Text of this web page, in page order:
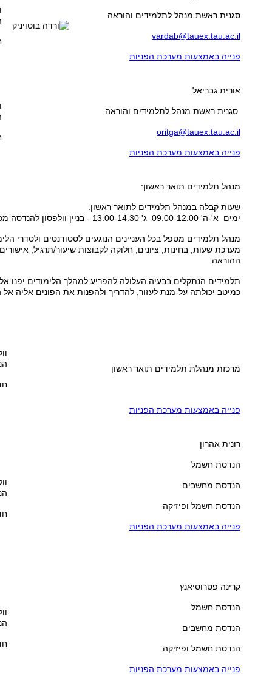
סגנית ראשת מנהל לתלמידים והוראה
vardab@tauex.tau.ac.il
פנייה באמצעות מערכת הפניות
אורית גבריאל
סגנית ראשת מנהל לתלמידים והוראה.
oritga@tauex.tau.ac.il
פנייה באמצעות מערכת הפניות
מנהל תלמידים תואר ראשון:
שעות קבלה במנהל תלמידים לתואר ראשון:
ימים א'-ה' 09:00-12:00 ג' 13.00-14.30 - בניין וולפסון להנדסה מכנית
מנהל תלמידים מטפל בכל העניינים הנוגעים לסטודנטים ולסדרי
מערכת שעות, בחינות, ציונים, חלוקה לקבוצות שיעור/תרגיל,
ההוראה.
תלמידים הנתקלים בבעיה העלולה להפריע למהלך הלימודים יפנו
כמיטב יכולתה על-מנת לעזור, להדריך ולהפנות את הפונים אליה
מרכזת מנהלת תלמידים תואר ראשון
פנייה באמצעות מערכת הפניות
רונית אהרון
הנדסת חשמל
הנדסת מחשבים
הנדסת חשמל ופיזיקה
פנייה באמצעות מערכת הפניות
קרינה פטרוסיאנץ
הנדסת חשמל
הנדסת מחשבים
הנדסת חשמל ופיזיקה
פנייה באמצעות מערכת הפניות